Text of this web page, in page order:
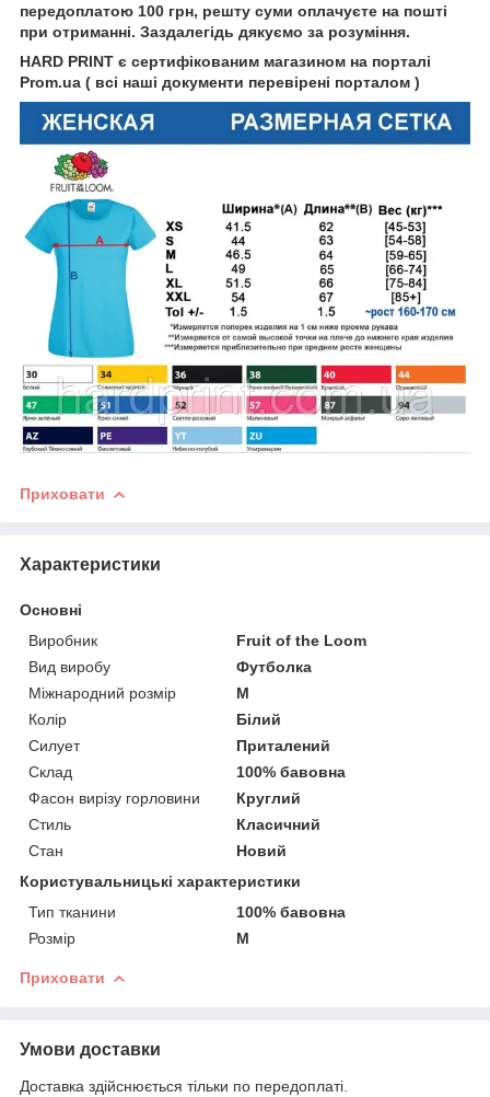
передоплатою 100 грн, решту суми оплачуєте на пошті
при отриманні. Заздалегідь дякуємо за розуміння.
HARD PRINT є сертифікованим магазином на порталі
Prom.ua ( всі наші документи перевірені порталом )
Приховати
Характеристики
Основні
Виробник
Fruit of the Loom
Вид виробу
Футболка
Міжнародний розмір
M
Колір
Білий
Силует
Приталений
Склад
100% бавовна
Фасон вирізу горловини
Круглий
Стиль
Класичний
Стан
Новий
Користувальницькі характеристики
Тип тканини
100% бавовна
Розмір
M
Приховати
Умови доставки
Доставка здійснюється тільки по передоплаті.